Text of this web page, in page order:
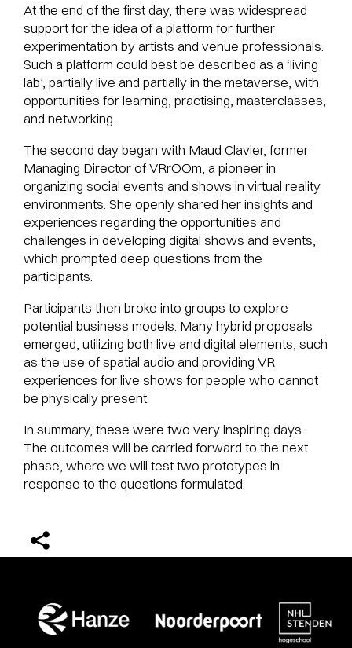
At the end of the first day, there was widespread
support for the idea of a platform for further
experimentation by artists and venue professionals.
Such a platform could best be described as a ‘living
lab’, partially live and partially in the metaverse, with
opportunities for learning, practising, masterclasses,
and networking.
The second day began with Maud Clavier, former
Managing Director of VRrOOm, a pioneer in
organizing social events and shows in virtual reality
environments. She openly shared her insights and
experiences regarding the opportunities and
challenges in developing digital shows and events,
which prompted deep questions from the
participants.
Participants then broke into groups to explore
potential business models. Many hybrid proposals
emerged, utilizing both live and digital elements, such
as the use of spatial audio and providing VR
experiences for live shows for people who cannot
be physically present.
In summary, these were two very inspiring days.
The outcomes will be carried forward to the next
phase, where we will test two prototypes in
response to the questions formulated.